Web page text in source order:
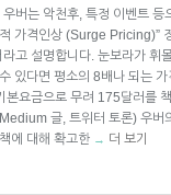
버는 악천후, 특정 이벤트
가격인상 (Surge Pricing)”
고 설명합니다. 눈보라가
있다면 평소의 8배나 되는
본요금으로 무려 175달러를
글, 트위터 토론) 우
에 대해 확고한 → 더 보기